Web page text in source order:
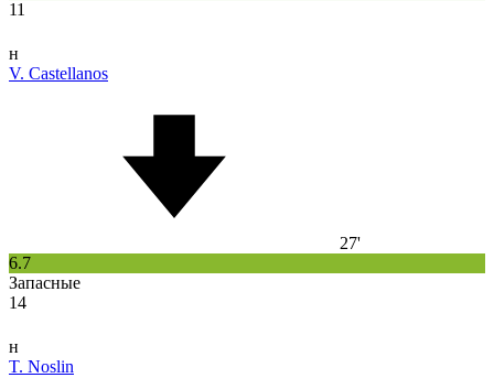
11
н
V. Castellanos
27'
6.7
Запасные
14
н
T. Noslin